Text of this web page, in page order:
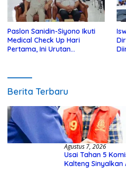
Paslon Sanidin-Siyono Ikuti
Medical Check Up Hari
Pertama, Ini Urutan
Berita Terbaru
Agustus 7, 2026
Usai Tahan 5
Kalteng